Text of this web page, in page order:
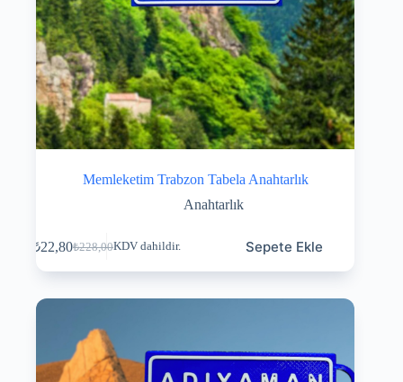
Memleketim Trabzon Tabela Anahtarlık
Anahtarlık
₺228,00
₺22,80 KDV dahildir. Sepete Ekle